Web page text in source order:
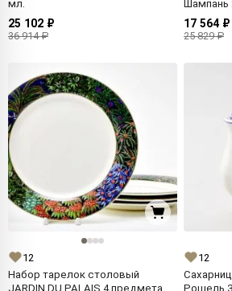
мл.
25 102 ₽
36 914 ₽
Шампань
17 564 ₽
25 829 ₽
12
Набор тарелок столовый
JARDIN DU PALAIS 4 предмета
12
Рошель